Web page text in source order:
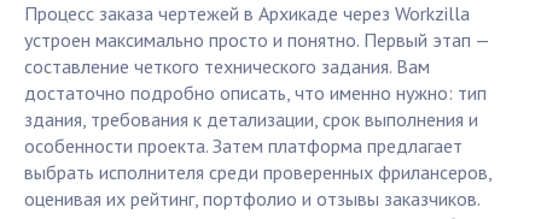
Процесс заказа чертежей в Архикаде через Workzilla
устроен максимально просто и понятно. Первый этап —
составление четкого технического задания. Вам
достаточно подробно описать, что именно нужно: тип
здания, требования к детализации, срок выполнения и
особенности проекта. Затем платформа предлагает
выбрать исполнителя среди проверенных фрилансеров,
оценивая их рейтинг, портфолио и отзывы заказчиков.